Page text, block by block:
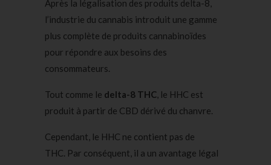
Après la légalisation des produits delta-8,
l’industrie du cannabis introduit une gamme
plus complète de produits cannabinoïdes
pour répondre aux besoins des
consommateurs.
Tout comme le delta-8 THC, le HHC est
produit à partir de CBD dérivé du chanvre.
Cependant, le HHC ne contient pas de
THC. Par conséquent, il a un avantage légal